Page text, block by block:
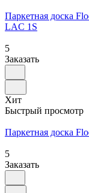
Паркетная доска
LAC 1S
5
Заказать
Хит
Быстрый просмотр
Паркетная доска
5
Заказать